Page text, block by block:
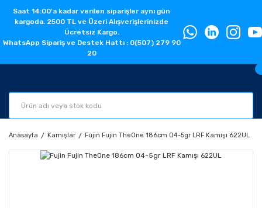
Saat 14:00'a kadar verilen siparişler aynı gün
kargoda. 2500 TL ve Üzeri Alışverişlerinizde
Ücretsiz Kargo.
WhatsApp Sipariş ve Destek Hattı : 0(507) 279 90
20
Anasayfa Kamışlar Fujin Fujin TheOne 186cm 04-5gr LRF Kamışı 622UL